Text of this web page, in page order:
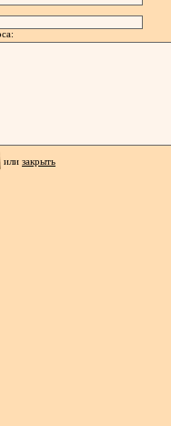
или закрыть